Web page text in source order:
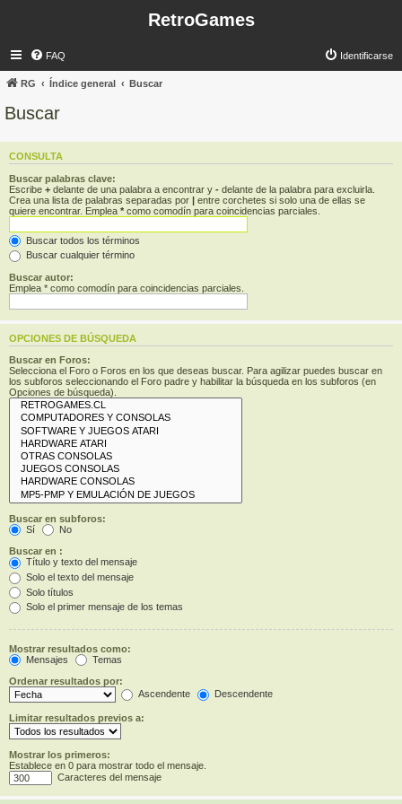
RetroGames
FAQ Identificarse
RG Índice general Buscar
Buscar
CONSULTA
Buscar palabras clave:
Escribe + delante de una palabra a encontrar y - delante de la palabra para excluirla.
Crea una lista de palabras separadas por | entre corchetes si solo una de ellas se
quiere encontrar. Emplea * como comodín para coincidencias parciales.
Buscar todos los términos
Buscar cualquier término
Buscar autor:
Emplea * como comodín para coincidencias parciales.
OPCIONES DE BÚSQUEDA
Buscar en Foros:
Selecciona el Foro o Foros en los que deseas buscar. Para agilizar puedes buscar en
los subforos seleccionando el Foro padre y habilitar la búsqueda en los subforos (en
Opciones de búsqueda).
Buscar en subforos:
Sí
No
Buscar en :
Título y texto del mensaje
Solo el texto del mensaje
Solo títulos
Solo el primer mensaje de los temas
Mostrar resultados como:
Mensajes
Temas
Ordenar resultados por:
Ascendente
Descendente
Limitar resultados previos a:
Mostrar los primeros:
Establece en 0 para mostrar todo el mensaje.
Caracteres del mensaje